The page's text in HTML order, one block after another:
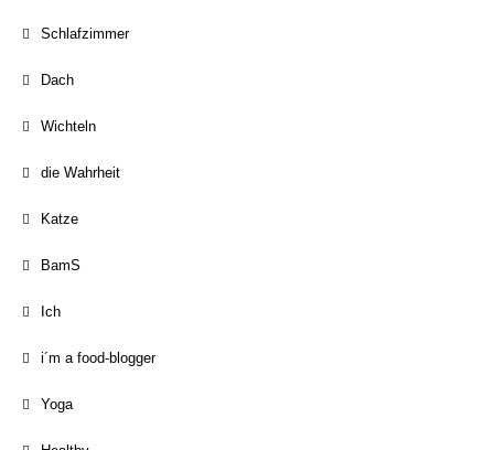
Schlafzimmer
Dach
Wichteln
die Wahrheit
Katze
BamS
Ich
i´m a food-blogger
Yoga